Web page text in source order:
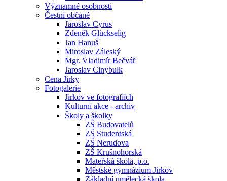
Významné osobnosti
Čestní občané
Jaroslav Cyrus
Zdeněk Glückselig
Jan Hanuš
Miroslav Záleský
Mgr. Vladimír Bečvář
Jaroslav Cinybulk
Cena Jirky
Fotogalerie
Jirkov ve fotografiích
Kulturní akce - archiv
Školy a školky
ZŠ Budovatelů
ZŠ Studentská
ZŠ Nerudova
ZŠ Krušnohorská
Mateřská škola, p.o.
Městské gymnázium Jirkov
Základní umělecká škola